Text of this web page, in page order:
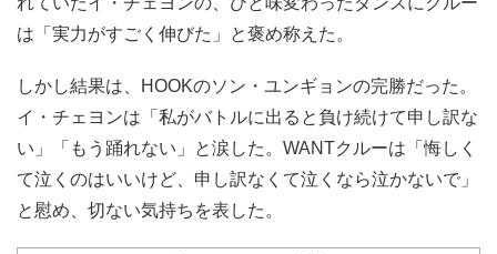
は「実力がすごく伸びた」と褒め称えた。
しかし結果は、HOOKのソン・ユンギョンの完勝だった。
イ・チェヨンは「私がバトルに出ると負け続けて申し訳な
い」「もう踊れない」と涙した。WANTクルーは「悔しく
て泣くのはいいけど、申し訳なくて泣くなら泣かないで」
と慰め、切ない気持ちを表した。